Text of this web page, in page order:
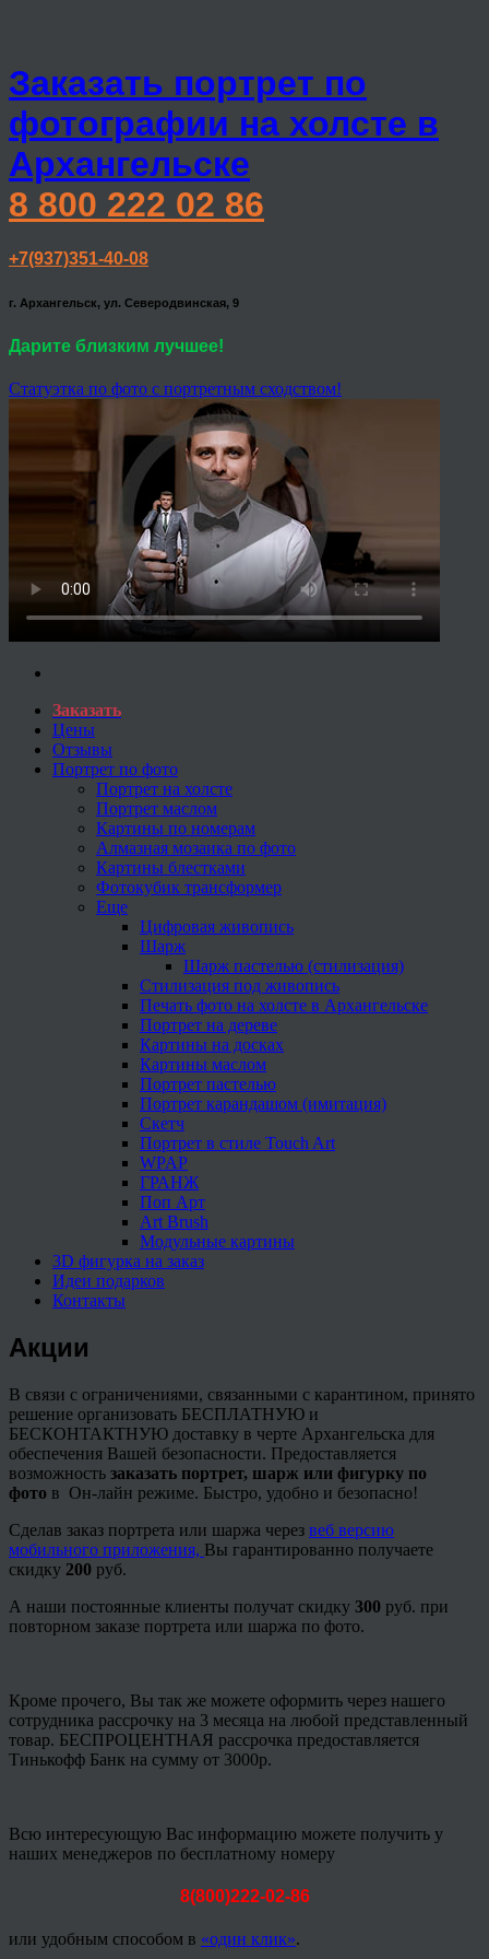
Заказать портрет по
фотографии на холсте в
Архангельске
8 800 222 02 86
+7(937)351-40-08
г. Архангельск, ул. Северодвинская, 9
Дарите близким лучшее!
Статуэтка по фото с портретным сходством!
Заказать
Цены
Отзывы
Портрет по фото
Портрет на холсте
Портрет маслом
Картины по номерам
Алмазная мозаика по фото
Картины блестками
Фотокубик трансформер
Еще
Цифровая живопись
Шарж
Шарж пастелью (стилизация)
Стилизация под живопись
Печать фото на холсте в Архангельске
Портрет на дереве
Картины на досках
Картины маслом
Портрет пастелью
Портрет карандашом (имитация)
Скетч
Портрет в стиле Touch Art
WPAP
ГРАНЖ
Поп Арт
Art Brush
Модульные картины
3D фигурка на заказ
Идеи подарков
Контакты
Акции
В связи с ограничениями, связанными с карантином, принято
решение организовать БЕСПЛАТНУЮ и
БЕСКОНТАКТНУЮ доставку в черте Архангельска для
обеспечения Вашей безопасности. Предоставляется
возможность заказать портрет, шарж или фигурку по
фото в Он-лайн режиме. Быстро, удобно и безопасно!
Сделав заказ портрета или шаржа через веб версию
мобильного приложения, Вы гарантированно получаете
скидку 200 руб.
А наши постоянные клиенты получат скидку 300 руб. при
повторном заказе портрета или шаржа по фото.
Кроме прочего, Вы так же можете оформить через нашего
сотрудника рассрочку на 3 месяца на любой представленный
товар. БЕСПРОЦЕНТНАЯ рассрочка предоставляется
Тинькофф Банк на сумму от 3000р.
Всю интересующую Вас информацию можете получить у
наших менеджеров по бесплатному номеру
8(800)222-02-86
или удобным способом в «один клик».